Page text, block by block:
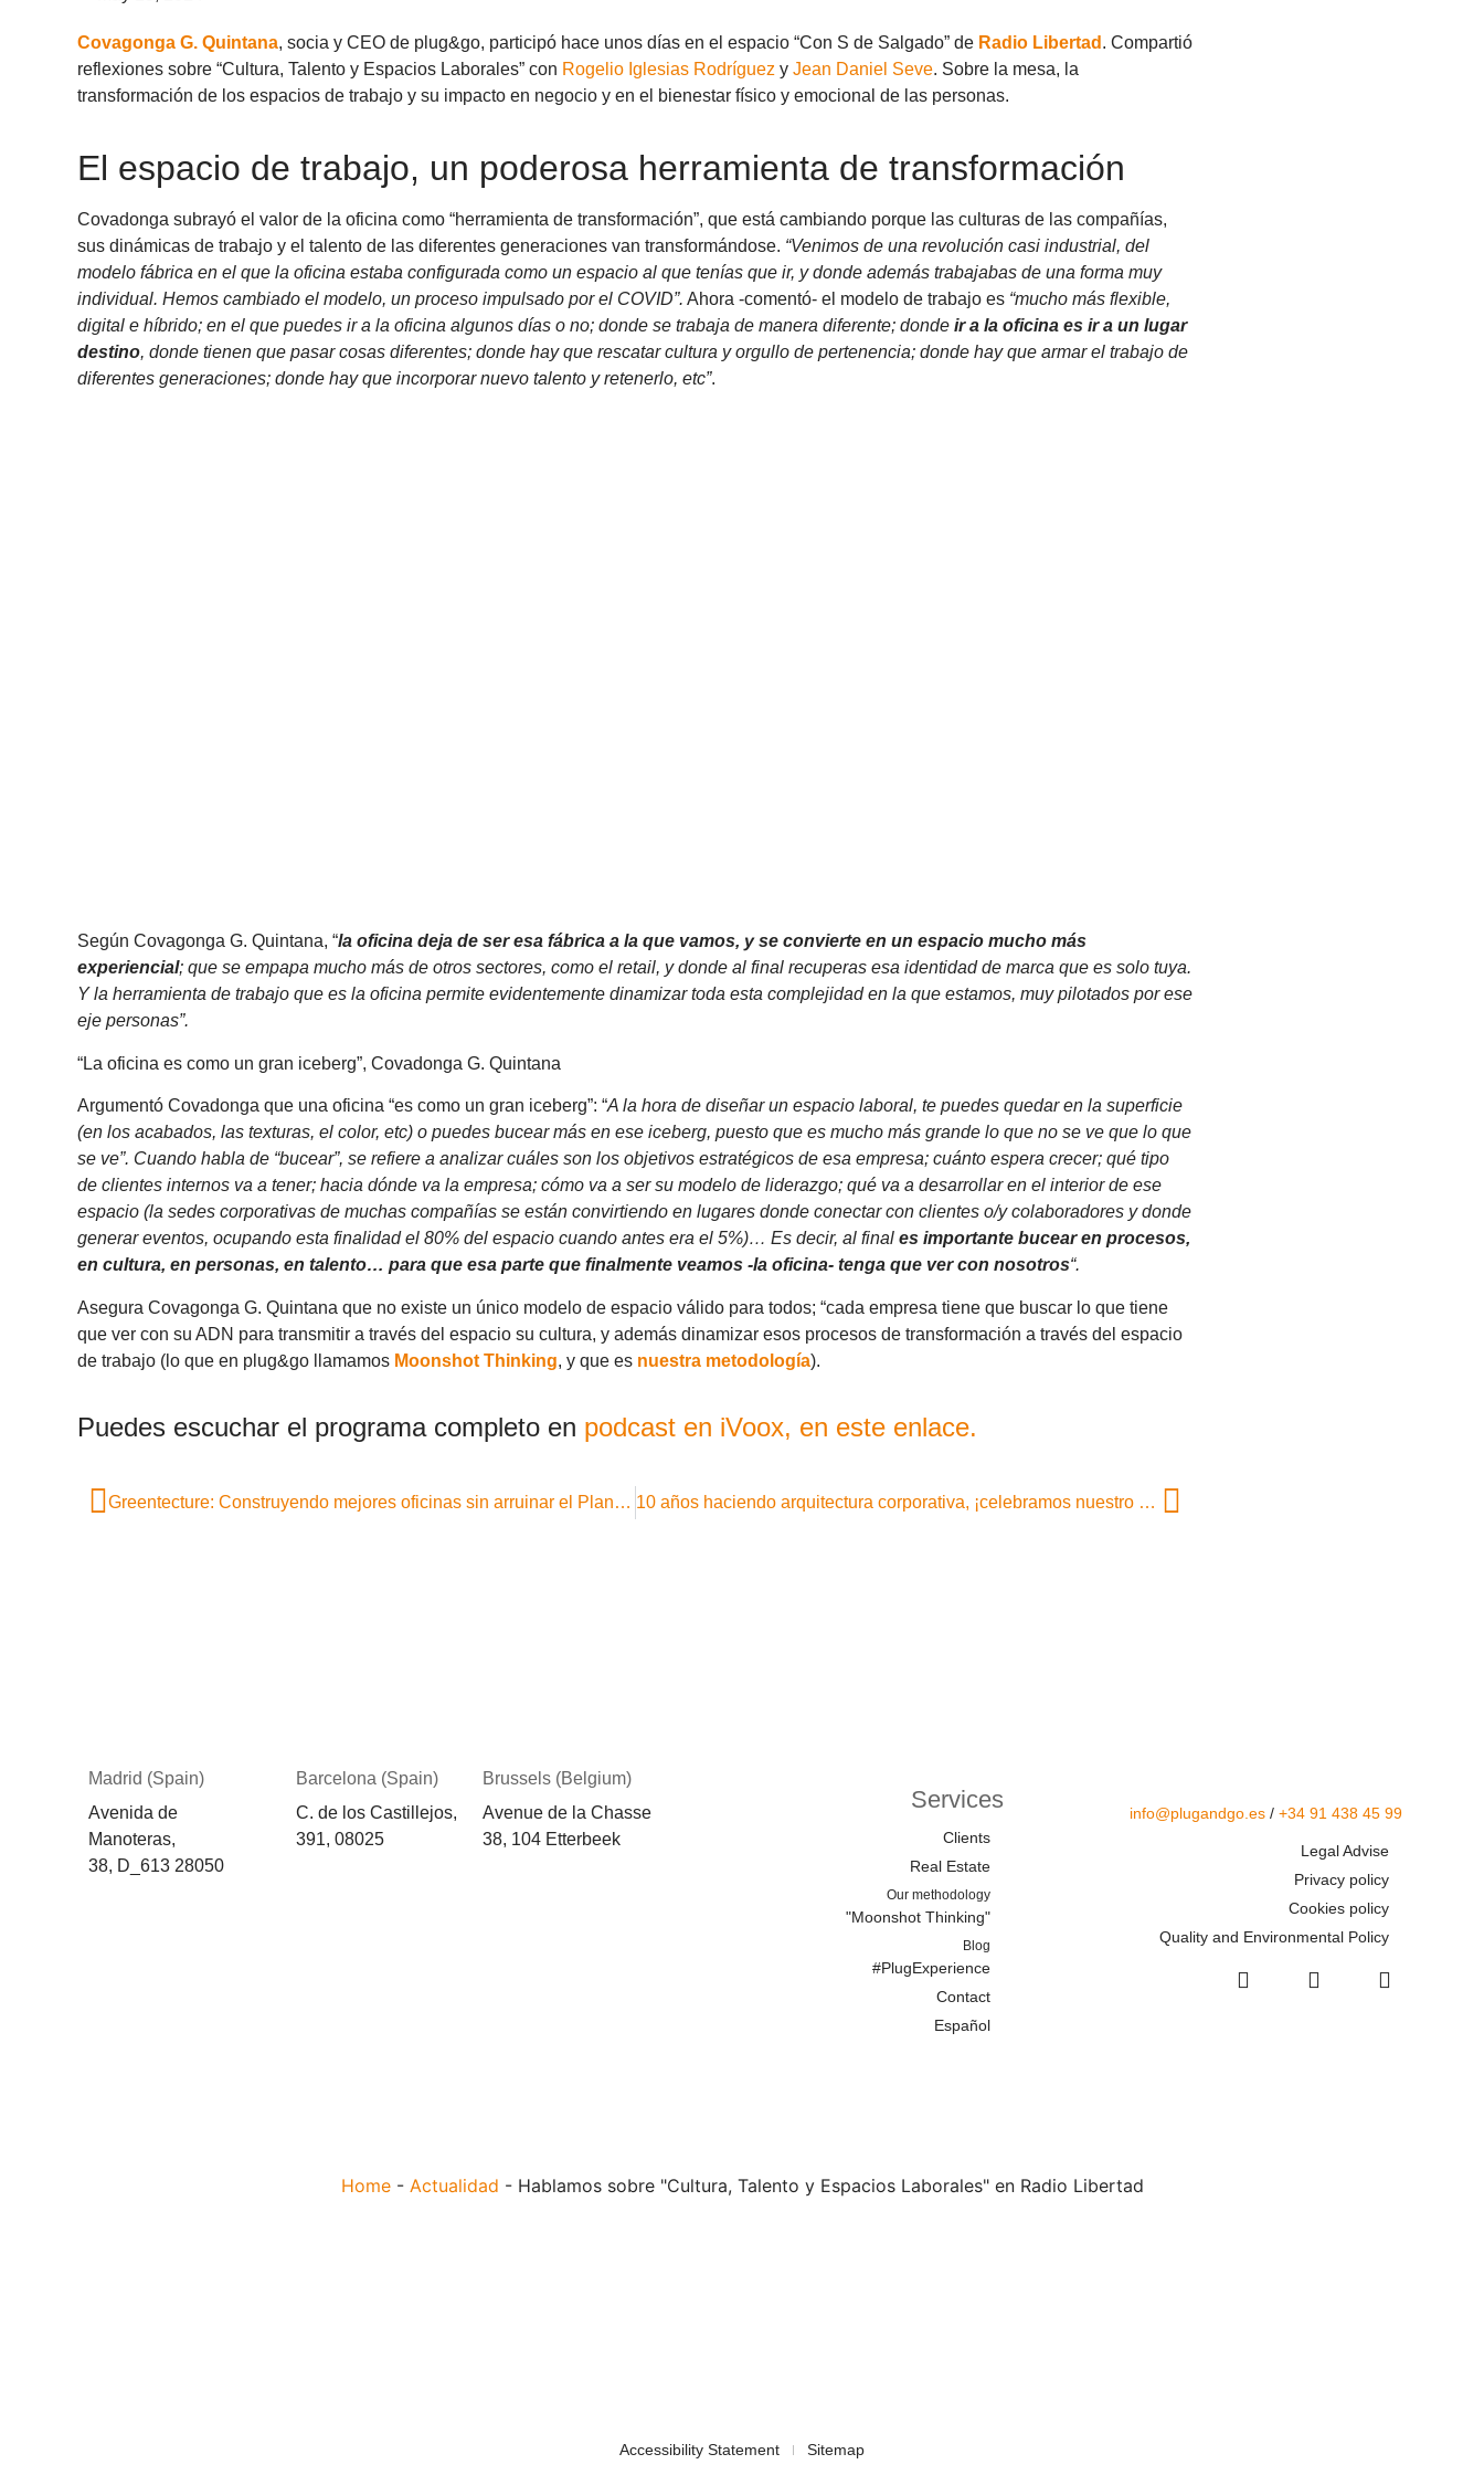
Covagonga G. Quintana, socia y CEO de plug&go, participó hace unos días en el espacio “Con S de Salgado” de Radio Libertad . Compartió
reflexiones sobre “Cultura, Talento y Espacios Laborales” con Rogelio Iglesias Rodríguez y Jean Daniel Seve. Sobre la mesa, la
transformación de los espacios de trabajo y su impacto en negocio y en el bienestar físico y emocional de las personas.
El espacio de trabajo, un poderosa herramienta de transformación
Covadonga subrayó el valor de la oficina como “herramienta de transformación”, que está cambiando porque las culturas de las compañías,
sus dinámicas de trabajo y el talento de las diferentes generaciones van transformándose. “Venimos de una revolución casi industrial, del
modelo fábrica en el que la oficina estaba configurada como un espacio al que tenías que ir, y donde además trabajabas de una forma muy
individual. Hemos cambiado el modelo, un proceso impulsado por el COVID”. Ahora -comentó- el modelo de trabajo es “mucho más flexible,
digital e híbrido; en el que puedes ir a la oficina algunos días o no; donde se trabaja de manera diferente; donde ir a la oficina es ir a un lugar
destino, donde tienen que pasar cosas diferentes; donde hay que rescatar cultura y orgullo de pertenencia; donde hay que armar el trabajo de
diferentes generaciones; donde hay que incorporar nuevo talento y retenerlo, etc”.
Según Covagonga G. Quintana, “la oficina deja de ser esa fábrica a la que vamos, y se convierte en un espacio mucho más
experiencial; que se empapa mucho más de otros sectores, como el retail, y donde al final recuperas esa identidad de marca que es solo tuya.
Y la herramienta de trabajo que es la oficina permite evidentemente dinamizar toda esta complejidad en la que estamos, muy pilotados por ese
eje personas”.
“La oficina es como un gran iceberg”, Covadonga G. Quintana
Argumentó Covadonga que una oficina “es como un gran iceberg”: “A la hora de diseñar un espacio laboral, te puedes quedar en la superficie
(en los acabados, las texturas, el color, etc) o puedes bucear más en ese iceberg, puesto que es mucho más grande lo que no se ve que lo que
se ve”. Cuando habla de “bucear”, se refiere a analizar cuáles son los objetivos estratégicos de esa empresa; cuánto espera crecer; qué tipo
de clientes internos va a tener; hacia dónde va la empresa; cómo va a ser su modelo de liderazgo; qué va a desarrollar en el interior de ese
espacio (la sedes corporativas de muchas compañías se están convirtiendo en lugares donde conectar con clientes o/y colaboradores y donde
generar eventos, ocupando esta finalidad el 80% del espacio cuando antes era el 5%)… Es decir, al final es importante bucear en procesos,
en cultura, en personas, en talento… para que esa parte que finalmente veamos -la oficina- tenga que ver con nosotros“.
Asegura Covagonga G. Quintana que no existe un único modelo de espacio válido para todos; “cada empresa tiene que buscar lo que tiene
que ver con su ADN para transmitir a través del espacio su cultura, y además dinamizar esos procesos de transformación a través del espacio
de trabajo (lo que en plug&go llamamos Moonshot Thinking, y que es nuestra metodología).
Puedes escuchar el programa completo en podcast en iVoox, en este enlace.
Greentecture: Construyendo mejores oficinas sin arruinar el Planeta 10 años haciendo arquitectura corporativa, ¡celebramos nuestro décimo aniversario!
Madrid (Spain)
Avenida de
Manoteras,
38, D_613 28050
Barcelona (Spain)
C. de los Castillejos,
391, 08025
Brussels (Belgium)
Avenue de la Chasse
38, 104 Etterbeek
Services
Clients
Real Estate
Our methodology
"Moonshot Thinking"
Blog
#PlugExperience
Contact
Español
info@plugandgo.es/ +34 91 438 45 99
Legal Advise
Privacy policy
Cookies policy
Quality and Environmental Policy
Home- Actualidad - Hablamos sobre "Cultura, Talento y Espacios Laborales" en Radio Libertad
Accessibility Statement Sitemap